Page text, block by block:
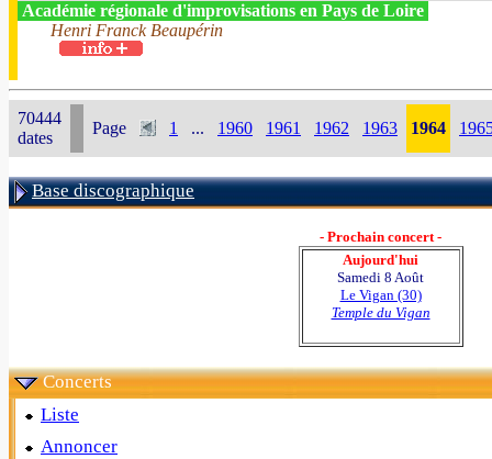
Académie régionale d'improvisations en Pays de Loire
Henri Franck Beaupérin
70444
dates
Page 1 ... 1960 1961 1962 1963 1964
Base discographique
- Prochain concert -
Aujourd'hui
Samedi 8 Août
Le Vigan (30)
Temple du Vigan
Concerts
Liste
Annoncer